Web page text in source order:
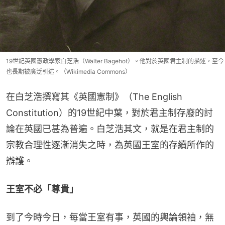
19世紀英國憲政學家白芝浩（Walter Bagehot）。他對於英國君主制的描述，至今
也長期被廣泛引述。（Wikimedia Commons）
在白芝浩撰寫其《英國憲制》（The English
Constitution）的19世紀中葉，對於君主制存廢的討
論在英國已甚為普遍。白芝浩其文，就是在君主制的
宗教合理性逐漸消失之時，為英國王室的存續所作的
辯護。
王室不必「尊貴」
到了今時今日，每當王室有事，英國的輿論領袖，無